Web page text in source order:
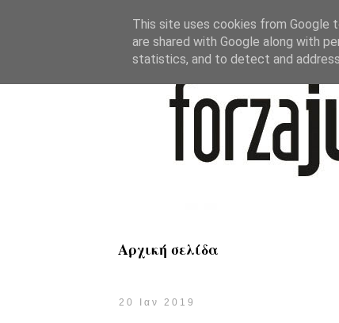
Αρχική σελίδα
20 Ιαν 2019
This site uses cookies from Google
are shared with Google along with
statistics, and to detect and